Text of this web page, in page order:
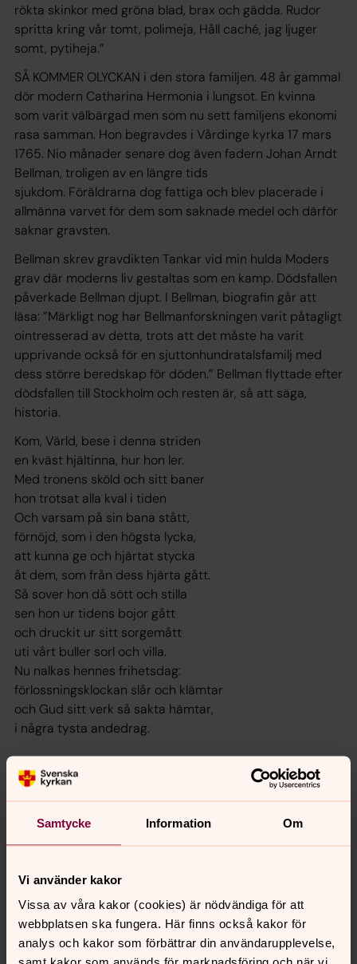
Samtycke Information Om
Vi använder kakor
Vissa av våra kakor (cookies) är nödvändiga för att
webbplatsen ska fungera. Här finns också kakor för
analys och kakor som förbättrar din användarupplevelse,
rökta skinkor med gröna blad, brax och gädda. Rudor
spritta kring vår tomt, polimeja, Håll caché, jag ljuger
somt, pytiheja.”
SÅ KOMMER OLYCKAN i den stora familjen. 48 år gammal
dör modern Catharina Hermonia i lungsot. En kvinna
som varit välbärgad men som nu sett familjens ekonomi
rasa samman. Hon begravdes i Vårdinge kyrka 17 mars
1765. Nio månader senare dog även fadern Johan Arndt
Bellman, troligen av en längre tids
sjukdom. Föräldrarna dog fattiga och blev placerade i
allmänna varvet för dem som saknade medel och därför
saknar gravsten.
Bellman skrev gravdikten Tankar vid min hulda Moders
grav där moderns liv gestaltas som en kamp. Dödsfallen
påverkade Bellman djupt. I Bellman, biografin går att
läsa: ”Märkligt nog har Bellmanforskningen varit påtagligt
ointresserad av detta, trots att det måste ha varit
upprivande också för en sjuttonhundratalsfamilj med
dess större beredskap för döden.” Bellman flyttade efter
dödsfallen till Stockholm och resten är, så att säga,
historia.
Kom, Värld, bese i denna striden
en kväst hjältinna, hur hon ler.
Med tronens sköld och sitt baner
hon trotsat alla kval i tiden
Och varsam på sin bana stått,
förnöjd, som i den högsta lycka,
att kunna ge och hjärtat stycka
åt dem, som från dess hjärta gått.
Så sover hon då sött och stilla
sen hon ur tidens bojor gått
och druckit ur sitt sorgemått
uti vårt buller sorl och villa.
Nu nalkas hennes frihetsdag:
förlossningsklockan slår och klämtar
och Gud sitt verk så sakta hämtar,
i några tysta andedrag.